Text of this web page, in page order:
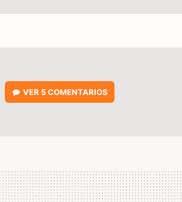
VER 5 COMENTARIOS